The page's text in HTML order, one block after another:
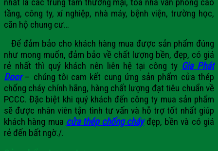
nhất là các trung tâm thương mại, tòa nhà văn phòng cao
tầng, công ty, xí nghiệp, nhà máy, bệnh viện, trường học,
căn hộ chung cư…
Để đảm bảo cho khách hàng mua được sản phẩm đúng
như mong muốn, đảm bảo về chất lượng bền, đẹp, có giá
rẻ nhất thì quý khách nên liên hệ tại công ty Gia Phát
Door– chúng tôi cam kết cung ứng sản phẩm cửa thép
chống cháy chính hãng, hàng chất lượng đạt tiêu chuẩn về
PCCC. Đặc biệt khi quý khách đến công ty mua sản phẩm
sẽ được nhân viên tận tình tư vấn và hỗ trợ tốt nhất giúp
khách hàng mua cửa thép chống cháyđẹp, bền và có giá
rẻ đến bất ngờ./.